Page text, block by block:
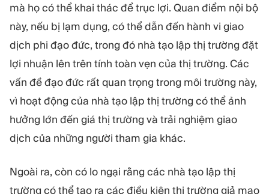
mà họ có thể khai thác để trục lợi. Quan điểm nội bộ
này, nếu bị lạm dụng, có thể dẫn đến hành vi giao
dịch phi đạo đức, trong đó nhà tạo lập thị trường đặt
lợi nhuận lên trên tính toàn vẹn của thị trường. Các
vấn đề đạo đức rất quan trọng trong môi trường này,
vì hoạt động của nhà tạo lập thị trường có thể ảnh
hưởng lớn đến giá thị trường và trải nghiệm giao
dịch của những người tham gia khác.
Ngoài ra, còn có lo ngại rằng các nhà tạo lập thị
trường có thể tạo ra các điều kiện thị trường giả mạo